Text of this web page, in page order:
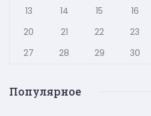
13
14 15 16
20
21 22 23
27
28 29 30
Популярное